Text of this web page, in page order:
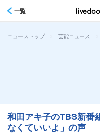
一覧
ニューストップ > 芸能ニュース >
和田アキ子のTBS新番
なくていいよ」の声